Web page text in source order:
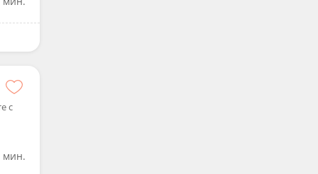
с
мин.